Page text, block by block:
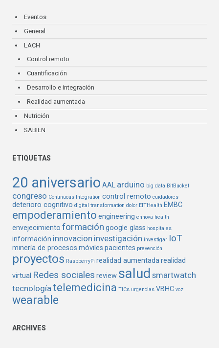
Eventos
General
LACH
Control remoto
Cuantificación
Desarrollo e integración
Realidad aumentada
Nutrición
SABIEN
ETIQUETAS
20 aniversario AAL arduino big data BitBucket
congreso Continuous Integration control remoto cuidadores
deterioro cognitivo digital transformation dolor EITHealth EMBC
empoderamiento engineering ennova health
envejecimiento formación google glass hospitales
información innovacion investigación investigar IoT
minería de procesos móviles pacientes prevención
proyectos RaspberryPi realidad aumentadarealidad
virtual Redes sociales review salud smartwatch
tecnología telemedicina TICs urgencias VBHC voz
wearable
ARCHIVES